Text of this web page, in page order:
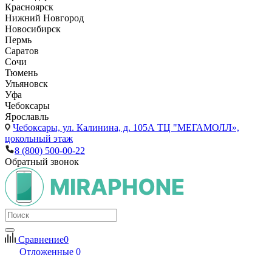
Красноярск
Нижний Новгород
Новосибирск
Пермь
Саратов
Сочи
Тюмень
Ульяновск
Уфа
Чебоксары
Ярославль
Чебоксары, ул. Калинина, д. 105А ТЦ "МЕГАМОЛЛ»,
цокольный этаж
8 (800) 500-00-22
Обратный звонок
Сравнение0
Отложенные 0